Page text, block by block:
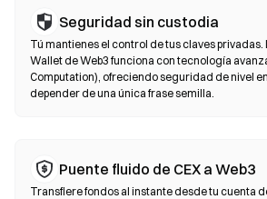
precios pueden variar respecto a los
debido a la profundidad de liquidez. La
DEX se realiza en cadenas compatibles
Ethereum, BNB Chain y Polygon.
Seguridad sin custodia
Tú mantienes el control de tus claves privadas.
Wallet de Web3 funciona con tecnología
Computation), ofreciendo seguridad de nivel
depender de una única frase semilla.
Puente fluido de CEX a Web3
Transfiere fondos al instante desde tu cuenta